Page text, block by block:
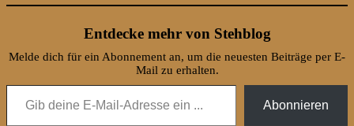
Entdecke mehr von Stehblog
Melde dich für ein Abonnement an, um die neuesten Beiträge per E-
Mail zu erhalten.
Gib deine E-Mail-Adresse ein ...
Abonnieren